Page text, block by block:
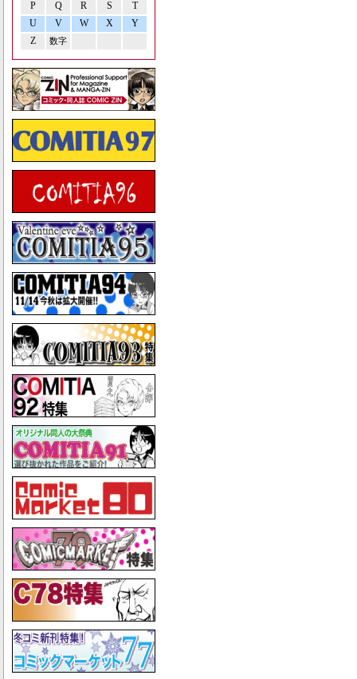
P Q R S
T
U
V W X
Y
Z
数字